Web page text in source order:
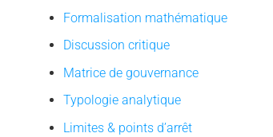
Formalisation mathématique
Discussion critique
Matrice de gouvernance
Typologie analytique
Limites & points d’arrêt